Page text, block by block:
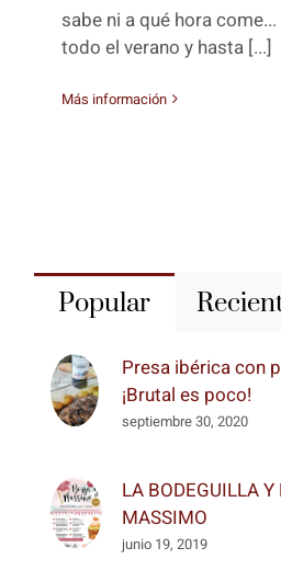
sabe ni a qué hora
todo el verano y hasta [...]
Más información
Popular
Presa ibérica con
¡Brutal es poco!
septiembre 30, 2020
LA BODEGUILLA
MASSIMO
junio 19, 2019